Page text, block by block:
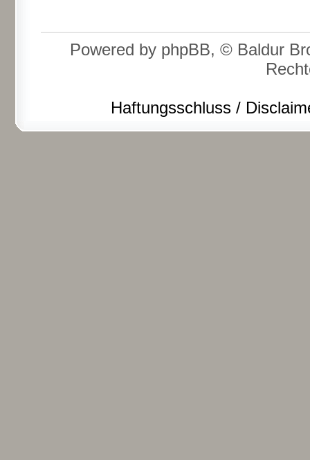
Powered by phpBB, © Baldur
Haftungsschluss /